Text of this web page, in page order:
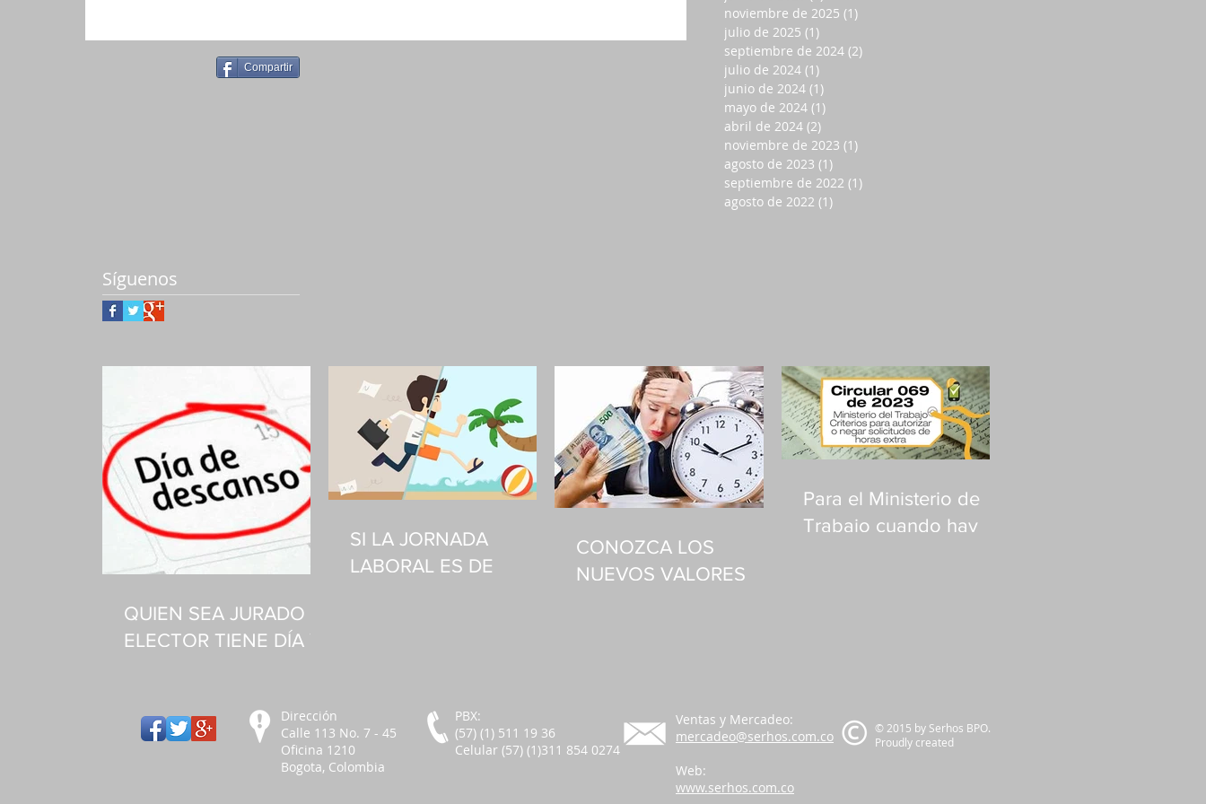
Compartir
Síguenos
noviembre de 2025 (1)
julio de 2025 (1)
septiembre de 2024 (2)
julio de 2024 (1)
junio de 2024 (1)
mayo de 2024 (1)
abril de 2024 (2)
noviembre de 2023 (1)
agosto de 2023 (1)
septiembre de 2022 (1)
agosto de 2022 (1)
QUIEN SEA JURADO Y
ELECTOR TIENE DÍA Y
SI LA JORNADA
LABORAL ES DE
CONOZCA LOS
NUEVOS VALORES
Para el Ministerio de
Trabajo cuando hay
Dirección
Calle 113 No. 7 - 45
Oficina 1210
Bogota, Colombia
PBX:
(57) (1) 511 19 36
Celular (57) (1)311 854 0274
Ventas y Mercadeo:
mercadeo@serhos.com.co
Web:
www.serhos.com.co
© 2015 by Serhos BPO.
Proudly created